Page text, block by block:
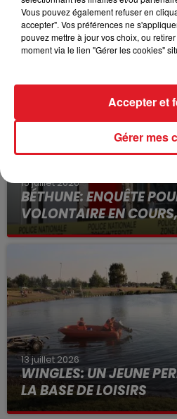
FIL D'ACTUS
15 juillet 2026
BÉTHUNE: ENQUÊTE
VOLONTAIRE EN
Selon les premiers
13 juillet 2026
WINGLES: UN JEUNE
LA BASE DE LOISIRS
La victime a coulé à pic
Vous pouvez également refuser en
accepter". Vos préférences ne
pouvez mettre à jour vos choix, ou
moment via le lien "Gérer les cookies"
Gérer mes
Accepter et